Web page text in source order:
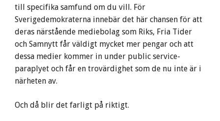
till specifika samfund om du vill. För
Sverigedemokraterna innebär det här chansen för att
deras närstående mediebolag som Riks, Fria Tider
och Samnytt får väldigt mycket mer pengar och att
dessa medier kommer in under public service-
paraplyet och får en trovärdighet som de nu inte är i
närheten av.
Och då blir det farligt på riktigt.